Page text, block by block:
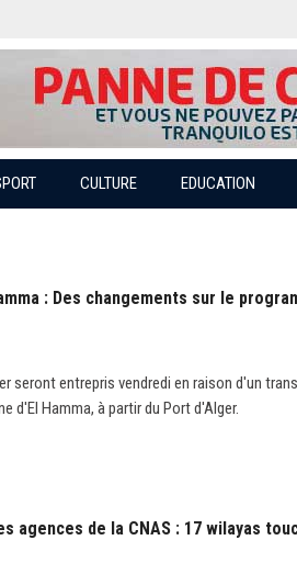
CULTURE EDUCATION
: Des changements sur le
seront entrepris vendredi en raison d'un
d'El Hamma, à partir du Port d'Alger.
agences de la CNAS : 17 wilayas